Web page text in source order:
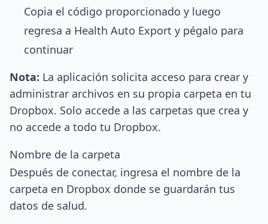
Copia el código proporcionado y luego
regresa a Health Auto Export y pégalo para
continuar
Nota: La aplicación solicita acceso para crear y
administrar archivos en su propia carpeta en tu
Dropbox. Solo accede a las carpetas que crea y
no accede a todo tu Dropbox.
Nombre de la carpeta
Después de conectar, ingresa el nombre de la
carpeta en Dropbox donde se guardarán tus
datos de salud.